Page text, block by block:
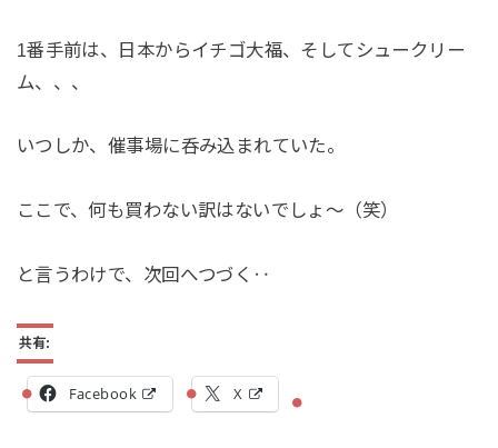
1番手前は、日本からイチゴ大福、そしてシュークリー
ム、、、
いつしか、催事場に呑み込まれていた。
ここで、何も買わない訳はないでしょ～（笑）
と言うわけで、次回へつづく‥
共有:
Facebook X